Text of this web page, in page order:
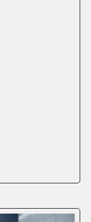
digital se ha